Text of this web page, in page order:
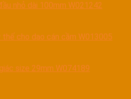
nhỏ dài 100mm W021242
thế cho dao cán cầm W013005
size 29mm W074189